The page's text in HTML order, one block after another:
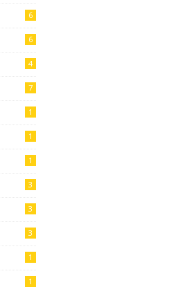
6
6
4
7
1
1
1
3
3
3
1
1